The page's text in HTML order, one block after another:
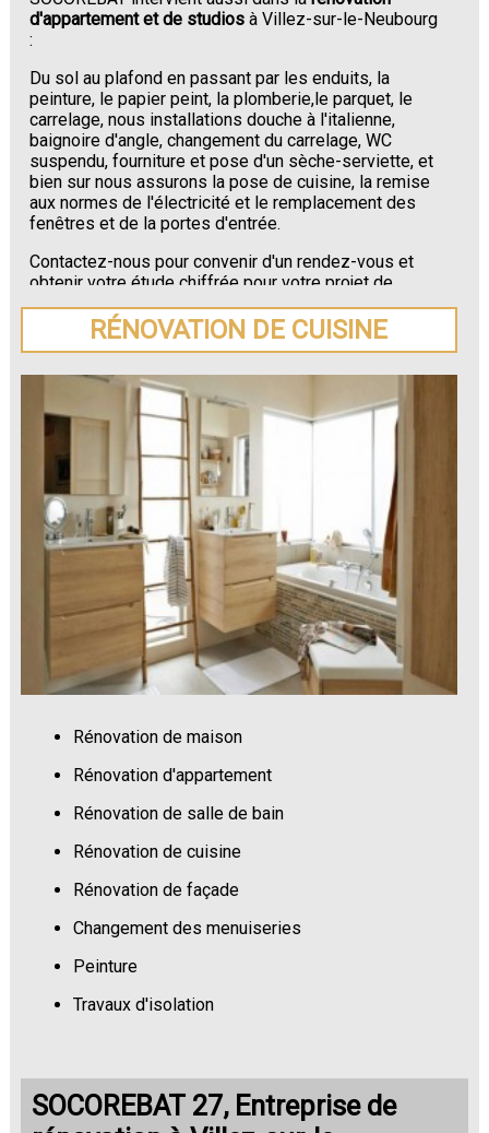
d'appartement et de studios à Villez-sur-le-Neubourg
:
Du sol au plafond en passant par les enduits, la
peinture, le papier peint, la plomberie,le parquet, le
carrelage, nous installations douche à l'italienne,
baignoire d'angle, changement du carrelage, WC
suspendu, fourniture et pose d'un sèche-serviette, et
bien sur nous assurons la pose de cuisine, la remise
aux normes de l'électricité et le remplacement des
fenêtres et de la portes d'entrée.
Contactez-nous pour convenir d'un rendez-vous et
obtenir votre étude chiffrée pour votre projet de
rénovation de maison ou d'appartement près de
Villez-sur-le-Neubourg.
RÉNOVATION DE CUISINE
Rénovation de maison
Rénovation d'appartement
Rénovation de salle de bain
Rénovation de cuisine
Rénovation de façade
Changement des menuiseries
Peinture
Travaux d'isolation
SOCOREBAT 27, Entreprise de